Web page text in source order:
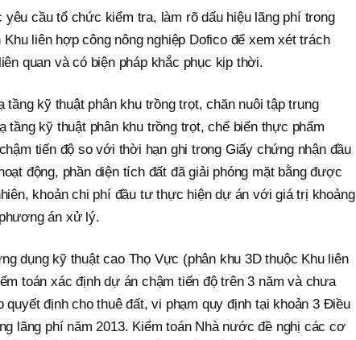
cầu tổ chức kiểm tra, làm rõ dấu hiệu lãng phí trong
liên hợp công nông nghiệp Dofico để xem xét trách
quan và có biện pháp khắc phục kịp thời.
kỹ thuật phân khu trồng trọt, chăn nuôi tập trung
tầng kỹ thuật phân khu trồng trọt, chế biến thực phẩm
tiến độ so với thời hạn ghi trong Giấy chứng nhận đầu
động, phần diện tích đất đã giải phóng mặt bằng được
khoản chi phí đầu tư thực hiện dự án với giá trị khoảng
án xử lý.
dụng kỹ thuật cao Thọ Vực (phân khu 3D thuộc Khu liên
toán xác định dự án chậm tiến độ trên 3 năm và chưa
định cho thuê đất, vi phạm quy định tại khoản 3 Điều
lãng phí năm 2013. Kiểm toán Nhà nước đề nghị các cơ